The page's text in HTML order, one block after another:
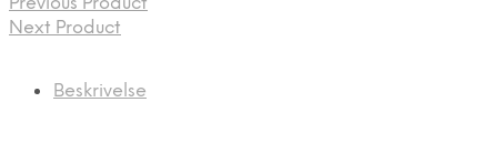
Next Product
Beskrivelse